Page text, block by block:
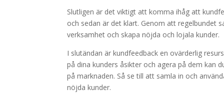
Slutligen är det viktigt att komma ihåg att
och sedan är det klart. Genom att regelbundet
verksamhet och skapa nöjda och lojala kunder.
I slutändan är kundfeedback en ovärderlig
på dina kunders åsikter och agera på dem kan
på marknaden. Så se till att samla in och
nöjda kunder.